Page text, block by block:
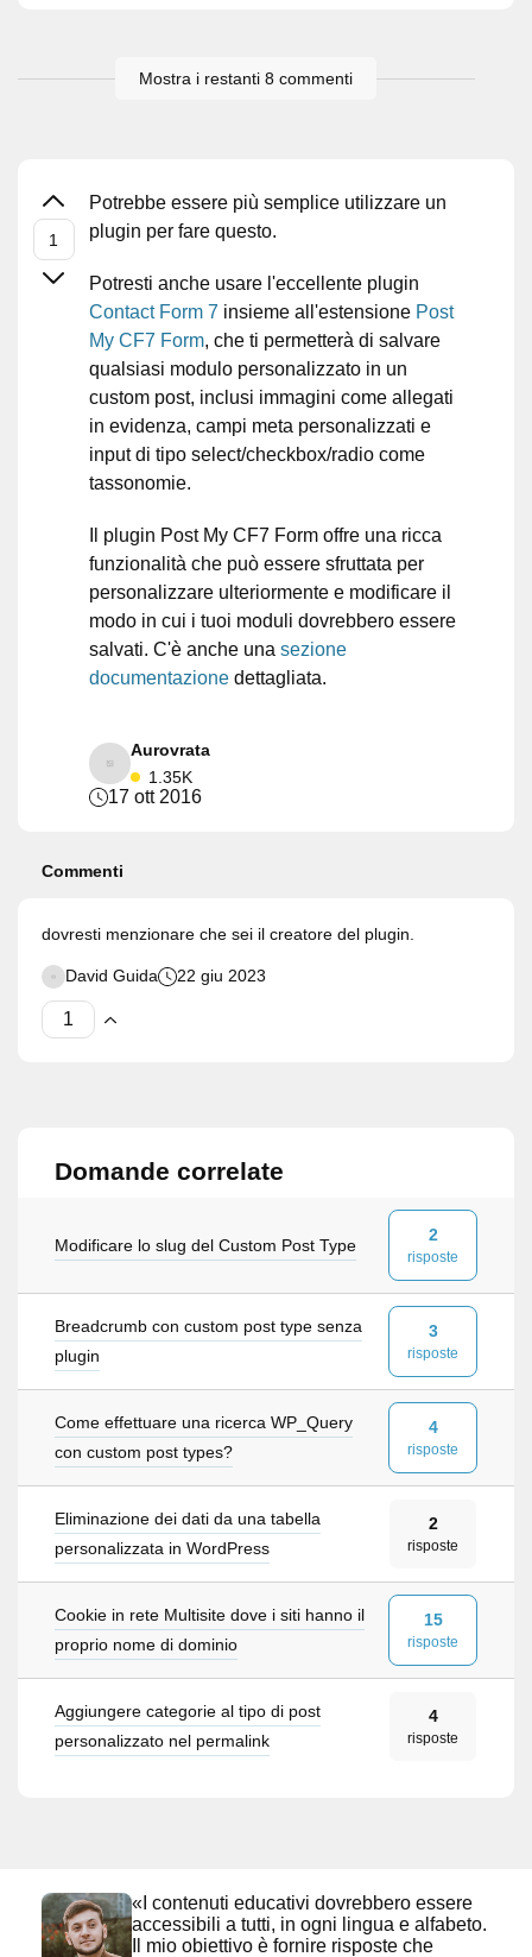
Mostra i restanti 8 commenti
Potrebbe essere più semplice utilizzare un
plugin per fare questo.
Potresti anche usare l'eccellente plugin
Contact Form 7 insieme all'estensione Post
My CF7 Form, che ti permetterà di salvare
qualsiasi modulo personalizzato in un
custom post, inclusi immagini come allegati
in evidenza, campi meta personalizzati e
input di tipo select/checkbox/radio come
tassonomie.
Il plugin Post My CF7 Form offre una ricca
funzionalità che può essere sfruttata per
personalizzare ulteriormente e modificare il
modo in cui i tuoi moduli dovrebbero essere
salvati. C'è anche una sezione
documentazione dettagliata.
Aurovrata
1.35K
17 ott 2016
Commenti
dovresti menzionare che sei il creatore del plugin.
David Guida 22 giu 2023
Domande correlate
Modificare lo slug del Custom Post Type
2
risposte
Breadcrumb con custom post type senza
plugin
3
risposte
Come effettuare una ricerca WP_Query
con custom post types?
4
risposte
Eliminazione dei dati da una tabella
personalizzata in WordPress
2
risposte
Cookie in rete Multisite dove i siti hanno il
proprio nome di dominio
15
risposte
Aggiungere categorie al tipo di post
personalizzato nel permalink
4
risposte
«I contenuti educativi dovrebbero essere
accessibili a tutti, in ogni lingua e alfabeto.
Il mio obiettivo è fornire risposte che